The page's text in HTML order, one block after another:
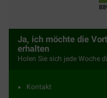
Ja, ich möchte die
erhalten
Holen Sie sich jede Woche
Kontakt